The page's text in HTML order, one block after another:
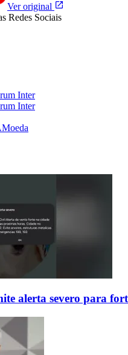
Ver original
Redes Sociais
Moeda
alerta severo para